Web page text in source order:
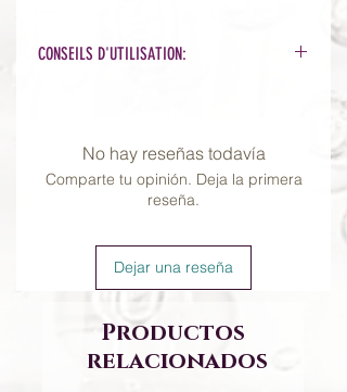
CONSEILS D'UTILISATION:
massez doucement du bout des
doigts en mouvements circulaires en
couvrant toutes les zones du visage
sur une peau irritée. Peut-être utilisé
tous les jours, 1 fois par jour.
3 fois par semaine.
Voir la vidéo D'UTILISATION DES
No hay reseñas todavía
Comparte tu opinión. Deja la primera
reseña.
Dejar una reseña
Productos
relacionados